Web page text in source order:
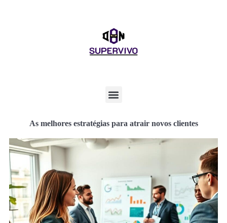
As melhores estratégias para atrair novos clientes